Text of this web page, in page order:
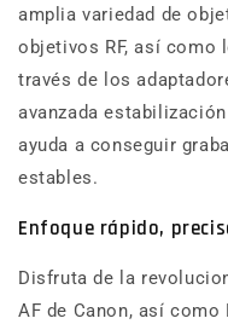
amplia variedad de
objetivos RF, así como
través de los
avanzada
ayuda a conseguir
estables.
Enfoque rápido,
Disfruta de la
AF de Canon, así como